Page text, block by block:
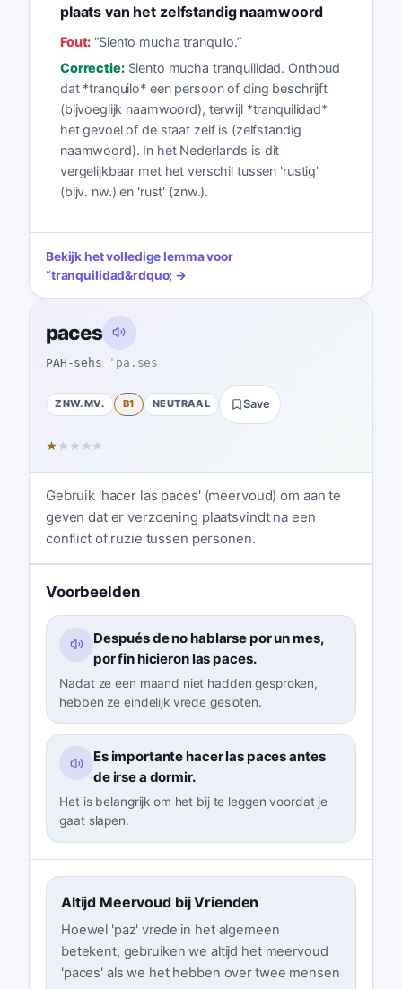
plaats van het zelfstandig naamwoord
Fout: “Siento mucha tranquilo.”
Correctie: Siento mucha tranquilidad. Onthoud
dat *tranquilo* een persoon of ding beschrijft
(bijvoeglijk naamwoord), terwijl *tranquilidad*
het gevoel of de staat zelf is (zelfstandig
naamwoord). In het Nederlands is dit
vergelijkbaar met het verschil tussen 'rustig'
(bijv. nw.) en 'rust' (znw.).
Bekijk het volledige lemma voor
“tranquilidad&rdquo; →
paces
PAH-sehs ˈpa.ses
ZNW. MV. B1 NEUTRAAL Save
★ ★ ★ ★ ★
Gebruik 'hacer las paces' (meervoud) om aan te
geven dat er verzoening plaatsvindt na een
conflict of ruzie tussen personen.
Voorbeelden
Después de no hablarse por un mes,
por fin hicieron las paces.
Nadat ze een maand niet hadden gesproken,
hebben ze eindelijk vrede gesloten.
Es importante hacer las paces antes
de irse a dormir.
Het is belangrijk om het bij te leggen voordat je
gaat slapen.
Altijd Meervoud bij Vrienden
Hoewel 'paz' vrede in het algemeen
betekent, gebruiken we altijd het meervoud
'paces' als we het hebben over twee mensen